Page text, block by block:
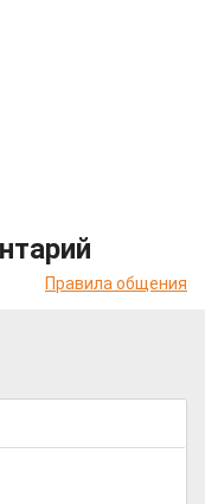
Правила общения